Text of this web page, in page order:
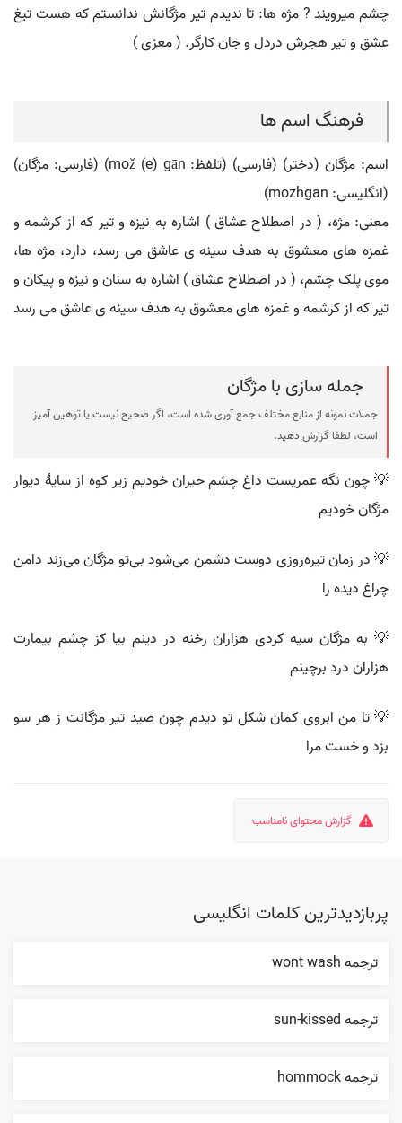
چشم میرویند ? مژه ها: تا ندیدم تیر مژگانش ندانستم که هست تیغ
عشق و تیر هجرش دردل و جان کارگر. ( معزی )
فرهنگ اسم ها
اسم: مژگان (دختر) (فارسی) (تلفظ: mož (e) gān) (فارسی: مژگان)
(انگلیسی: mozhgan)
معنی: مژه، ( در اصطلاح عشاق ) اشاره به نیزه و تیر که از کرشمه و
غمزه های معشوق به هدف سینه ی عاشق می رسد، دارد، مژه ها،
موی پلک چشم، ( در اصطلاح عشاق ) اشاره به سنان و نیزه و پیکان و
تیر که از کرشمه و غمزه های معشوق به هدف سینه ی عاشق می رسد
جمله سازی با مژگان
جملات نمونه از منابع مختلف جمع آوری شده است، اگر صحیح نیست یا توهین آمیز
است، لطفا گزارش دهید.
💡 چون نگه عمریست داغ چشم حیران خودیم زیر کوه از سایهٔ دیوار
مژگان خودیم
💡 در زمان تیره‌روزی دوست دشمن می‌شود بی‌تو مژگان می‌زند دامن
چراغ دیده را
💡 به مژگان سیه کردی هزاران رخنه در دینم بیا کز چشم بیمارت
هزاران درد برچینم
💡 تا من ابروی کمان شکل تو دیدم چون صید تیر مژگانت ز هر سو
بزد و خست مرا
گزارش محتوای نامناسب
پربازدیدترین کلمات انگلیسی
ترجمه wont wash
ترجمه sun-kissed
ترجمه hommock